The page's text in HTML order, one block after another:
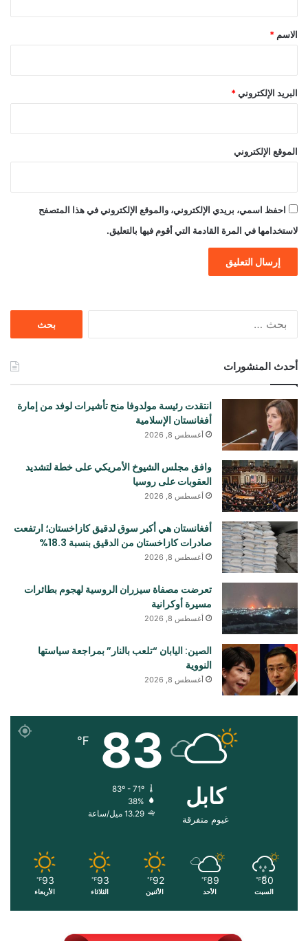
*
الاسم *
البريد الإلكتروني *
الموقع الإلكتروني
احفظ اسمي، بريدي الإلكتروني، والموقع الإلكتروني في هذا المتصفح
لاستخدامها في المرة القادمة التي أقوم فيها بالتعليق.
أحدث المنشورات
انتقدت رئيسة مولدوفا منح تأشيرات لوفد من إمارة
أفغانستان الإسلامية
أغسطس 8, 2026
وافق مجلس الشيوخ الأمريكي على خطة لتشديد
العقوبات على روسيا
أغسطس 8, 2026
أفغانستان هي أكبر سوق لدقيق كازاخستان؛ ارتفعت
صادرات كازاخستان من الدقيق بنسبة 18.3%
أغسطس 8, 2026
تعرضت مصفاة سيزران الروسية لهجوم بطائرات
مسيرة أوكرانية
أغسطس 8, 2026
الصين: اليابان “تلعب بالنار” بمراجعة سياستها
النووية
أغسطس 8, 2026
کابل
غيوم متفرقة
83
℉
83º - 71º
38%
13.29 ميل/ساعة
80
℉
السبت
89
℉
الأحد
92
℉
الأثنين
93
℉
الثلاثاء
93
℉
الأربعاء